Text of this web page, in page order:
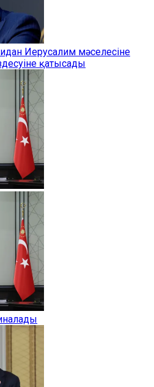
Иерусалим мәселесіне
қатысады